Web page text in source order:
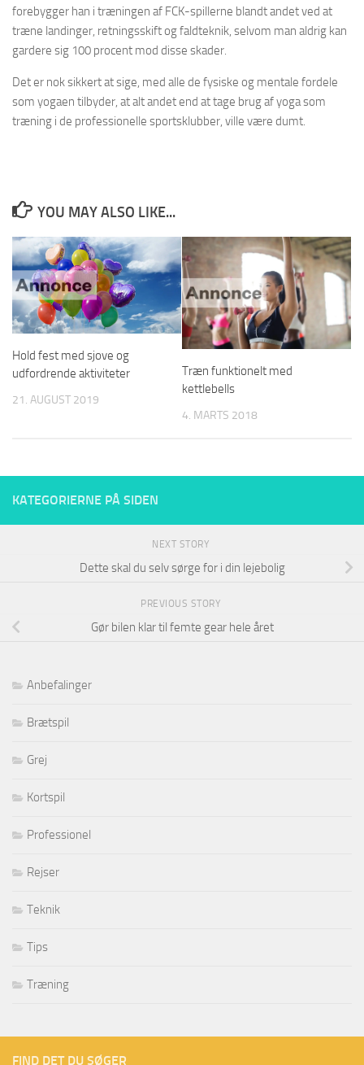
forebygger han i træningen af FCK-spillerne blandt andet ved at
træne landinger, retningsskift og faldteknik, selvom man aldrig kan
gardere sig 100 procent mod disse skader.
Det er nok sikkert at sige, med alle de fysiske og mentale fordele
som yogaen tilbyder, at alt andet end at tage brug af yoga som
træning i de professionelle sportsklubber, ville være dumt.
YOU MAY ALSO LIKE...
Hold fest med sjove og
udfordrende aktiviteter
21. AUGUST 2019
Træn funktionelt med
kettlebells
4. MARTS 2018
KATEGORIERNE PÅ SIDEN
NEXT STORY
Dette skal du selv sørge for i din lejebolig
PREVIOUS STORY
Gør bilen klar til femte gear hele året
Anbefalinger
Brætspil
Grej
Kortspil
Professionel
Rejser
Teknik
Tips
Træning
FIND DET DU SØGER